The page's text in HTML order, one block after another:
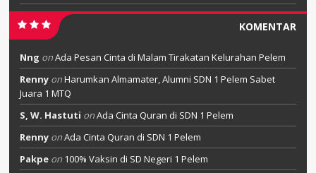
KOMENTAR
Nng onAda Pesan Cinta di Malam Tirakatan Kelurahan Pelem
Renny onHarumkan Almamater, Alumni SDN 1 Pelem Sabet
Juara 1 MTQ
S, W. Hastuti onAda Cinta Quran di SDN 1 Pelem
Renny onAda Cinta Quran di SDN 1 Pelem
Pakpe on 100% Vaksin di SD Negeri 1 Pelem